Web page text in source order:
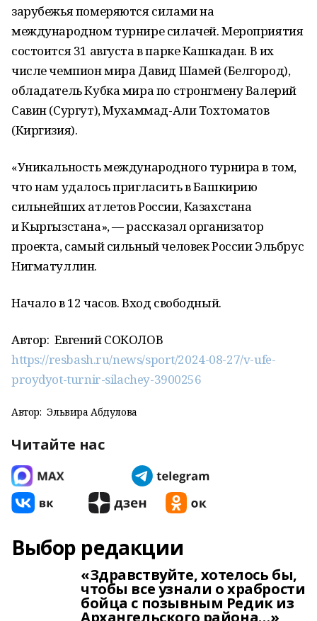
зарубежья померяются силами на
международном турнире силачей. Мероприятия
состоится 31 августа в парке Кашкадан. В их
числе чемпион мира Давид Шамей (Белгород),
обладатель Кубка мира по стронгмену Валерий
Савин (Сургут), Мухаммад-Али Тохтоматов
(Киргизия).
«Уникальность международного турнира в том,
что нам удалось пригласить в Башкирию
сильнейших атлетов России, Казахстана
и Кыргызстана», — рассказал организатор
проекта, самый сильный человек России Эльбрус
Нигматуллин.
Начало в 12 часов. Вход свободный.
Автор: Евгений СОКОЛОВ
https://resbash.ru/news/sport/2024-08-27/v-ufe-
proydyot-turnir-silachey-3900256
Автор: Эльвира Абдулова
Читайте нас
Выбор редакции
«Здравствуйте, хотелось бы,
чтобы все узнали о храбрости
бойца с позывным Редик из
Архангельского района…»